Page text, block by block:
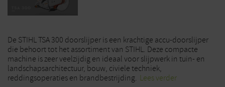
De STIHL TSA 300 doorslijper is een krachtige accu-doorslijper
die behoort tot het assortiment van STIHL. Deze compacte
machine is zeer veelzijdig en ideaal voor slijpwerk in tuin- en
landschapsarchitectuur, bouw, civiele techniek,
reddingsoperaties en brandbestrijding. Lees verder